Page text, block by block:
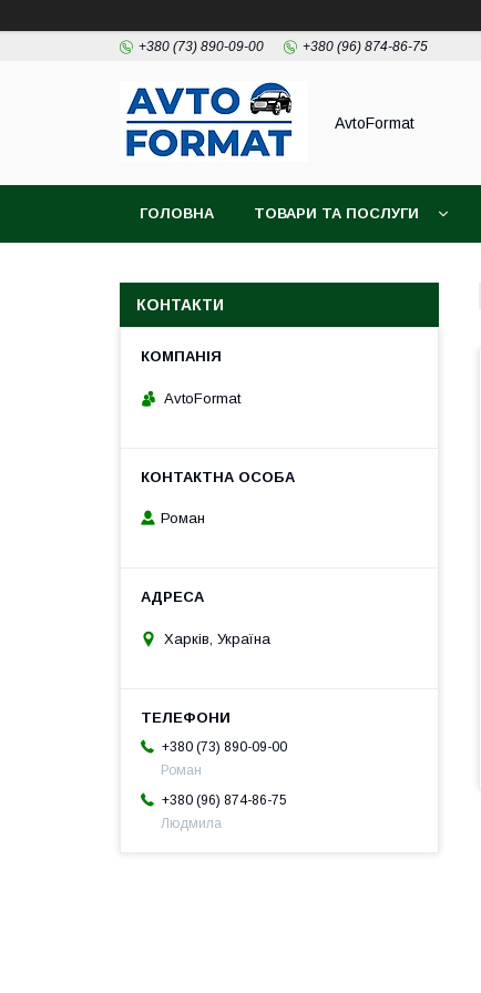
+380 (73) 890-09-00 +380 (96) 874-86-75
AvtoFormat
ГОЛОВНА ТОВАРИ ТА ПОСЛУГИ
КОНТАКТИ
AvtoFormat
Роман
Харків, Україна
+380 (73) 890-09-00
Роман
+380 (96) 874-86-75
Людмила